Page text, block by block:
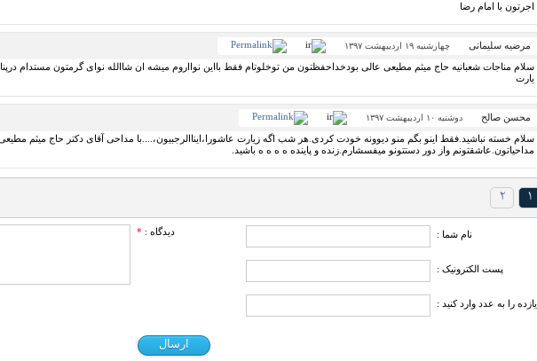
اجرتون با امام رضا
مرضیه سلیمانی چهارشنبه ۱۹ اردیبهشت ۱۳۹۷
سلام مناجات شعبانیه حاج میثم مطیعی عالی بودخداحفظتون من توخلوتام فقط بااین نوااروم میشه ان شاالله نوای گرمتون مستدام
یارت
محسن صالح دوشنبه ۱۰ اردیبهشت ۱۳۹۷
سلام خسته نباشید.فقط اینو بگم منو دیوونه خودت کردی.هر شب اگه زیارت عاشورا،ایناالرجبیون،....با مداحی آقای دکتر حاج میثم
مداحیاتون.عاشقتونم واز دور دستتونو میفسشارم.زنده و پاینده ه ه ه ه باشید.
۱ ۲
نام شما :
پست الکترونیک :
یازده را به عدد وارد کنید :
دیدگاه : *